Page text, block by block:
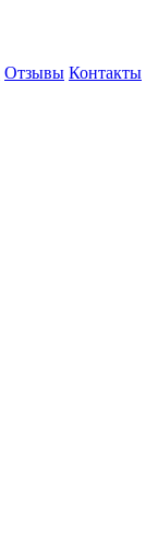
Отзывы Контакты